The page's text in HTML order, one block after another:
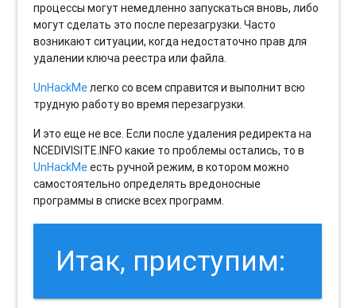
процессы могут немедленно запускаться вновь, либо
могут сделать это после перезагрузки. Часто
возникают ситуации, когда недостаточно прав для
удалении ключа реестра или файла.
UnHackMeлегко со всем справится и выполнит всю
трудную работу во время перезагрузки.
И это еще не все. Если после удаления редиректа на
NCEDIVISITE.INFO какие то проблемы остались, то в
UnHackMeесть ручной режим, в котором можно
самостоятельно определять вредоносные
программы в списке всех программ.
Итак, приступим: